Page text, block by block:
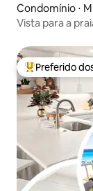
Condomínio ⋅
Vista para a
Entre os
Preferido